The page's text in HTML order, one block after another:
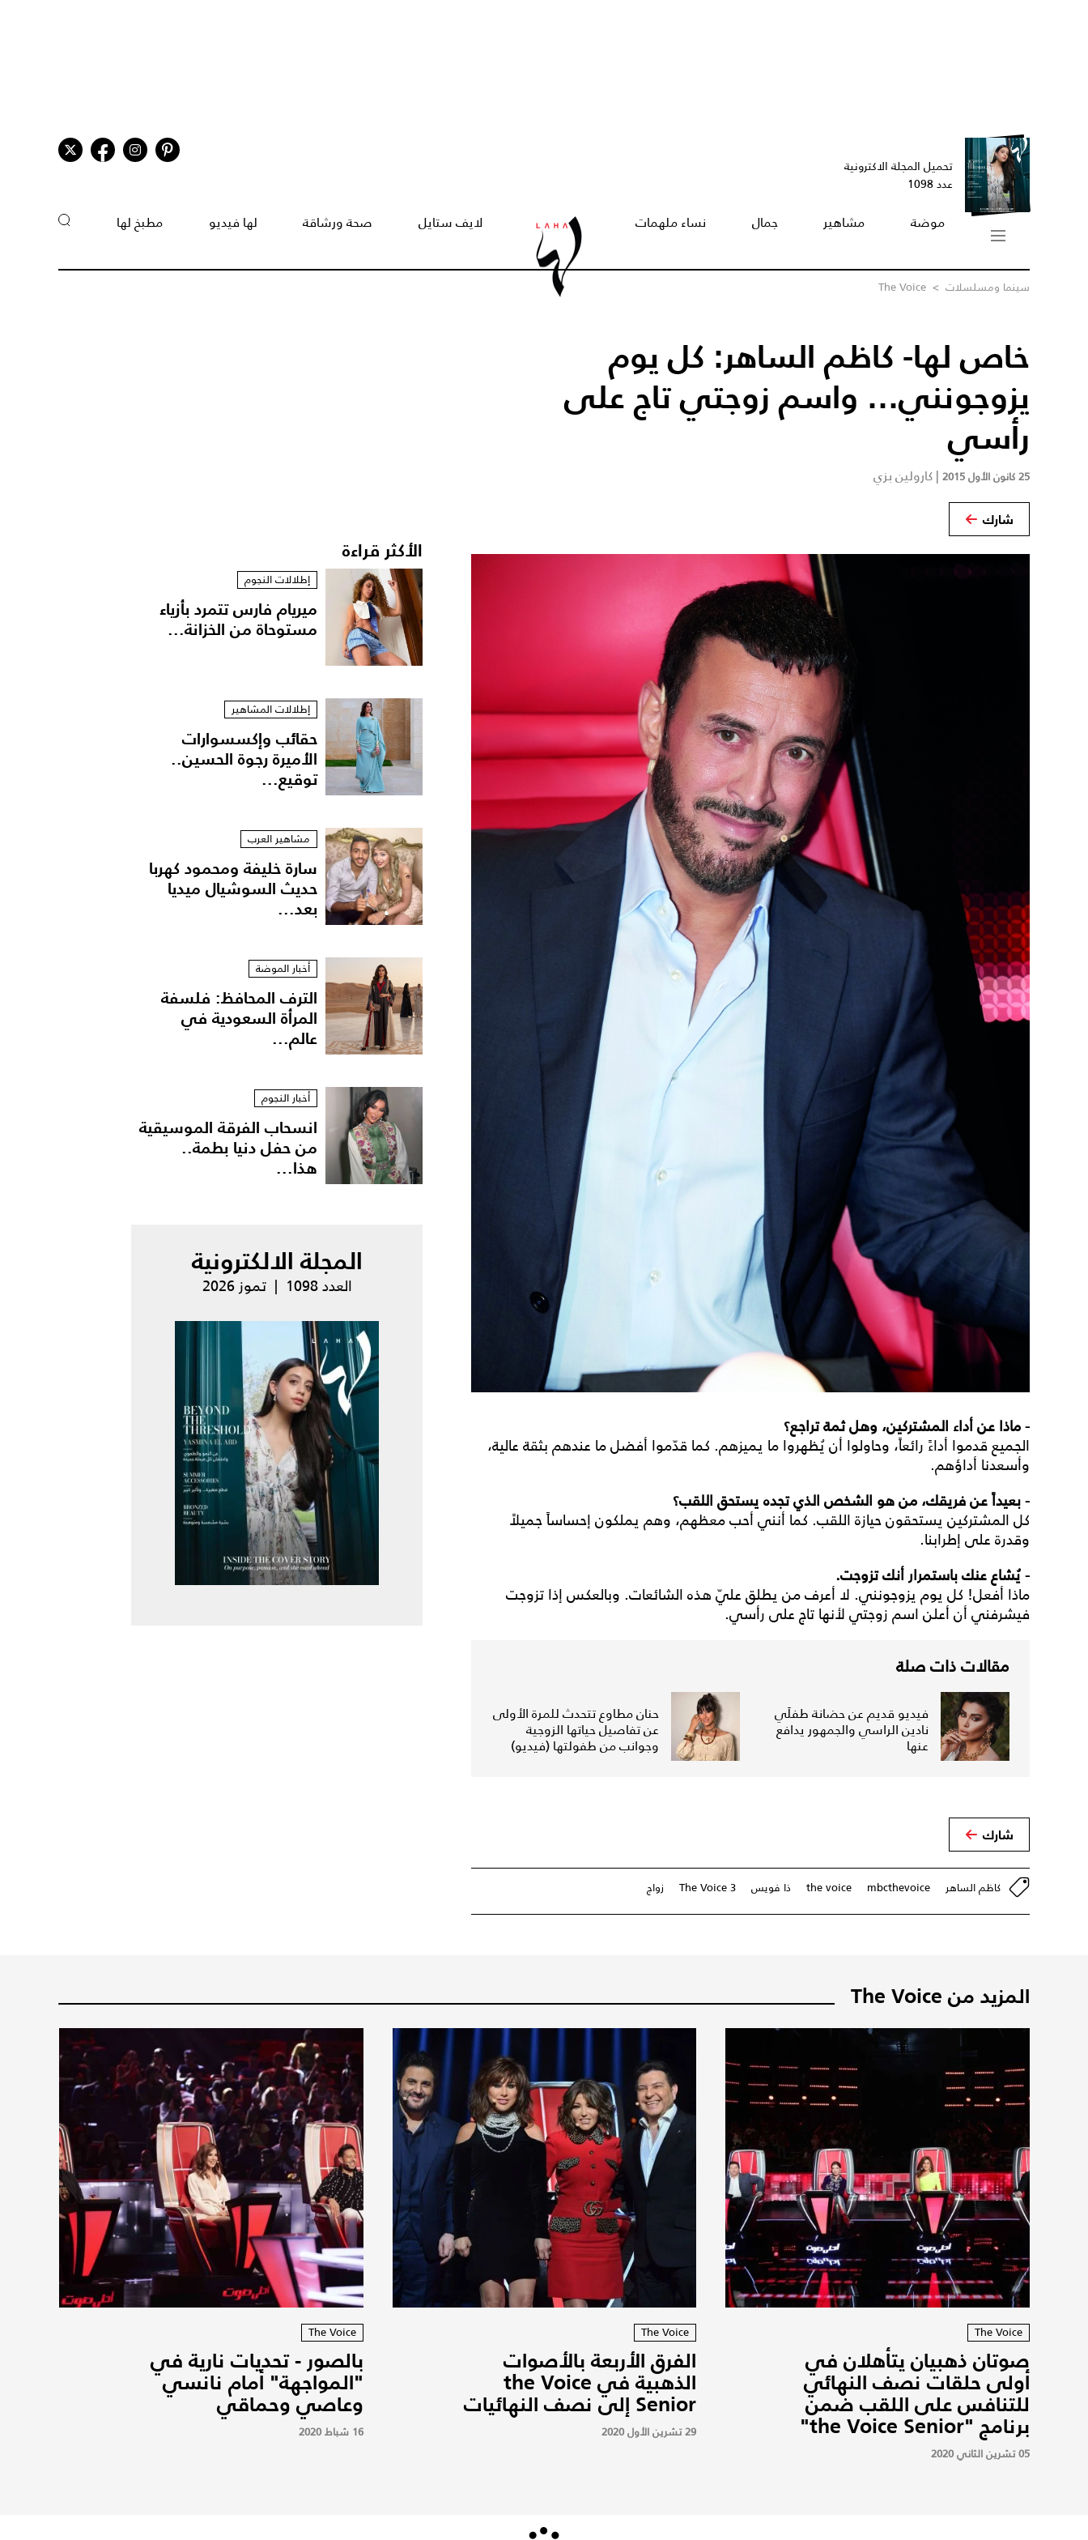
تحميل المجلة الاكترونية
عدد 1098
موضة مشاهير جمال نساء ملهمات لايف ستايل صحة ورشاقة لها فيديو مطبخ لها
سينما ومسلسلات >
The Voice
خاص لها- كاظم الساهر: كل يوم
يزوجونني... واسم زوجتي تاج على
رأسي
25 كانون الأول 2015 | كارولين بزي
شارك
- ماذا عن أداء المشتركين، وهل ثمة تراجع؟
الجميع قدموا أداءً رائعاً، وحاولوا أن يُظهروا ما يميزهم. كما قدّموا أفضل ما عندهم بثقة عالية،
وأسعدنا أداؤهم.
- بعيداً عن فريقك، من هو الشخص الذي تجده يستحق اللقب؟
كل المشتركين يستحقون حيازة اللقب. كما أنني أحب معظهم، وهم يملكون إحساساً جميلاً
وقدرة على إطرابنا.
- يُشاع عنك باستمرار أنك تزوجت.
ماذا أفعل! كل يوم يزوجونني. لا أعرف من يطلق عليّ هذه الشائعات. وبالعكس إذا تزوجت
فيشرفني أن أعلن اسم زوجتي لأنها تاج على رأسي.
مقالات ذات صلة
فيديو قديم عن حضانة طفلَي
نادين الراسي والجمهور يدافع
عنها
حنان مطاوع تتحدث للمرة الأولى
عن تفاصيل حياتها الزوجية
وجوانب من طفولتها (فيديو)
شارك
كاظم الساهر mbcthevoice
the voice ذا فويس The Voice 3 زواج
الأكثر قراءة
إطلالات النجوم
ميريام فارس تتمرد بأزياء
مستوحاة من الخزانة...
إطلالات المشاهير
حقائب وإكسسوارات
الأميرة رجوة الحسين..
توقيع...
مشاهير العرب
سارة خليفة ومحمود كهربا
حديث السوشيال ميديا
بعد...
أخبار الموضة
الترف المحافظ: فلسفة
المرأة السعودية في
عالم...
أخبار النجوم
انسحاب الفرقة الموسيقية
من حفل دنيا بطمة..
هذا...
المجلة الالكترونية
العدد 1098 | تموز 2026
المزيد من The Voice
The Voice
صوتان ذهبيان يتأهلان في
أولى حلقات نصف النهائي
للتنافس على اللقب ضمن
برنامج "the Voice Senior"
05 تشرين الثاني 2020
The Voice
الفرق الأربعة بالأصوات
الذهبية في the Voice
Senior إلى نصف النهائيات
29 تشرين الأول 2020
The Voice
بالصور - تحديات نارية في
"المواجهة" أمام نانسي
وعاصي وحماقي
16 شباط 2020